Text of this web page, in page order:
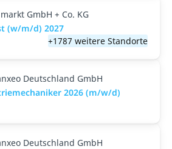
GmbH + Co. KG
(w/m/d) 2027
+1787 weitere Standorte
Deutschland GmbH
2026 (m/w/d)
Deutschland GmbH